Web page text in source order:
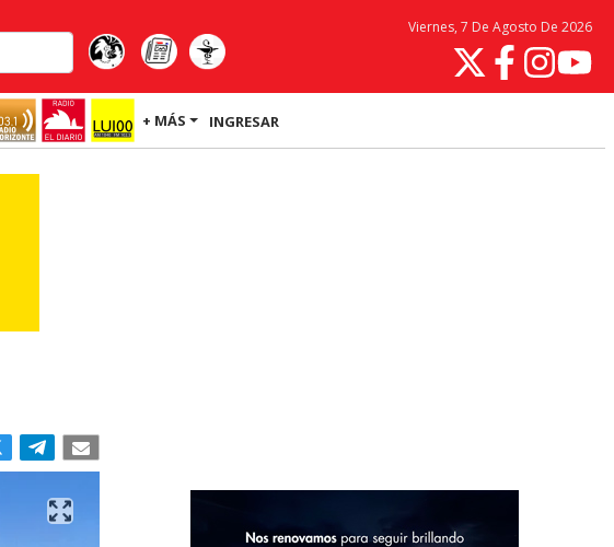
Viernes, 7 De Agosto De 2026
+ MÁS INGRESAR